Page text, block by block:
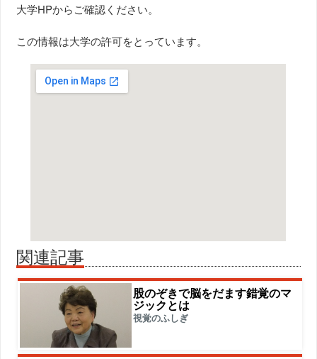
大学HPからご確認ください。
この情報は大学の許可をとっています。
関連記事
股のぞきで脳をだます錯覚のマ
ジックとは
視覚のふしぎ